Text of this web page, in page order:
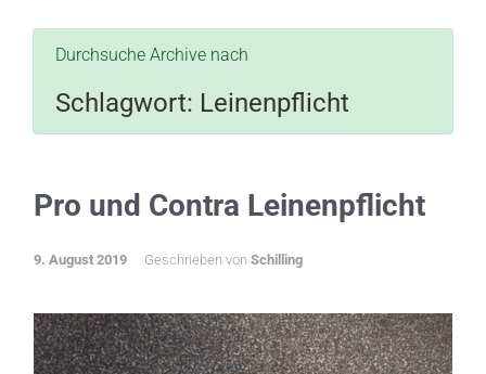
Durchsuche Archive nach
Schlagwort: Leinenpflicht
Pro und Contra Leinenpflicht
9. August 2019 Geschrieben von Schilling